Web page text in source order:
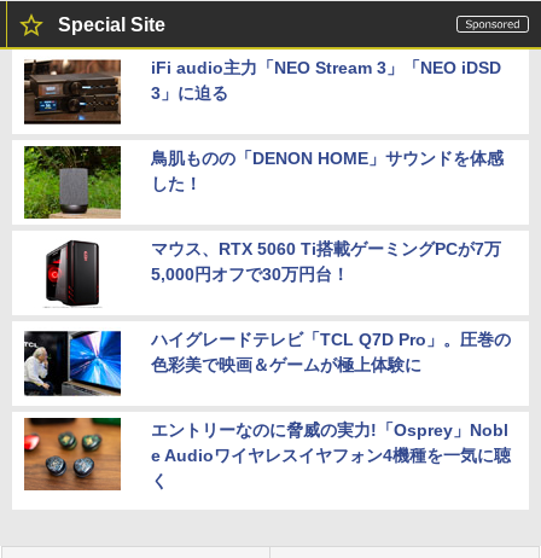
Special Site
iFi audio主力「NEO Stream 3」「NEO iDSD
3」に迫る
鳥肌ものの「DENON HOME」サウンドを体感
した！
マウス、RTX 5060 Ti搭載ゲーミングPCが7万
5,000円オフで30万円台！
ハイグレードテレビ「TCL Q7D Pro」。圧巻の
色彩美で映画＆ゲームが極上体験に
エントリーなのに脅威の実力!「Osprey」Nobl
e Audioワイヤレスイヤフォン4機種を一気に聴
く